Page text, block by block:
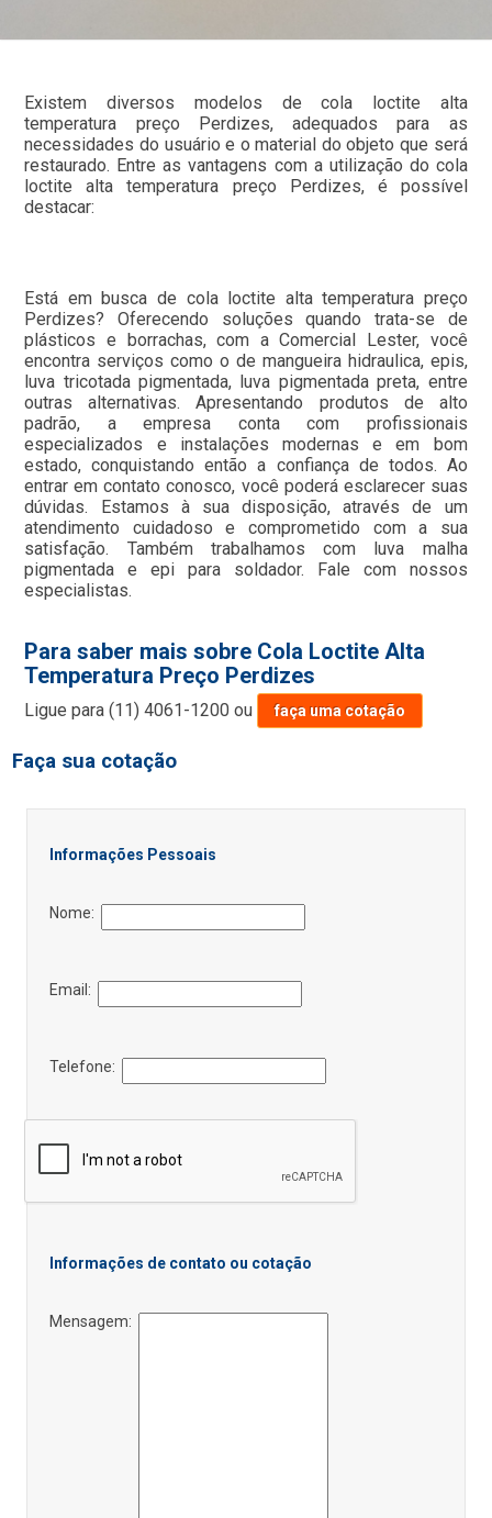
Existem diversos modelos de cola loctite alta
temperatura preço Perdizes, adequados para as
necessidades do usuário e o material do objeto que será
restaurado. Entre as vantagens com a utilização do cola
loctite alta temperatura preço Perdizes, é possível
destacar:
Está em busca de cola loctite alta temperatura preço
Perdizes? Oferecendo soluções quando trata-se de
plásticos e borrachas, com a Comercial Lester, você
encontra serviços como o de mangueira hidraulica, epis,
luva tricotada pigmentada, luva pigmentada preta, entre
outras alternativas. Apresentando produtos de alto
padrão, a empresa conta com profissionais
especializados e instalações modernas e em bom
estado, conquistando então a confiança de todos. Ao
entrar em contato conosco, você poderá esclarecer suas
dúvidas. Estamos à sua disposição, através de um
atendimento cuidadoso e comprometido com a sua
satisfação. Também trabalhamos com luva malha
pigmentada e epi para soldador. Fale com nossos
especialistas.
Para saber mais sobre Cola Loctite Alta
Temperatura Preço Perdizes
Ligue para(11) 4061-1200 ou faça uma cotação
Faça sua cotação
Informações Pessoais
Nome:
Email:
Telefone:
Informações de contato ou cotação
Mensagem: